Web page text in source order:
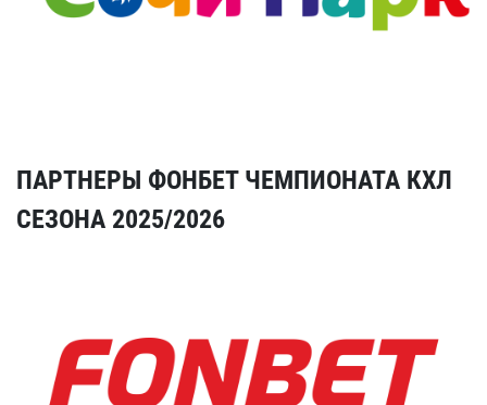
ПАРТНЕРЫ ФОНБЕТ ЧЕМПИОНАТА КХЛ
СЕЗОНА 2025/2026